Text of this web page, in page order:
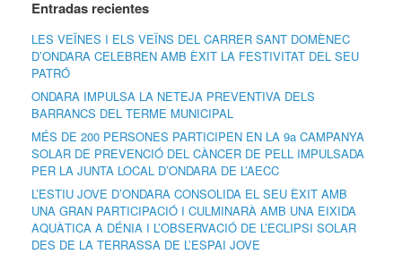
Entradas recientes
LES VEÏNES I ELS VEÏNS DEL CARRER SANT DOMÈNEC
D’ONDARA CELEBREN AMB ÈXIT LA FESTIVITAT DEL SEU
PATRÓ
ONDARA IMPULSA LA NETEJA PREVENTIVA DELS
BARRANCS DEL TERME MUNICIPAL
MÉS DE 200 PERSONES PARTICIPEN EN LA 9a CAMPANYA
SOLAR DE PREVENCIÓ DEL CÀNCER DE PELL IMPULSADA
PER LA JUNTA LOCAL D’ONDARA DE L’AECC
L’ESTIU JOVE D’ONDARA CONSOLIDA EL SEU ÈXIT AMB
UNA GRAN PARTICIPACIÓ I CULMINARÀ AMB UNA EIXIDA
AQUÀTICA A DÉNIA I L’OBSERVACIÓ DE L’ECLIPSI SOLAR
DES DE LA TERRASSA DE L’ESPAI JOVE